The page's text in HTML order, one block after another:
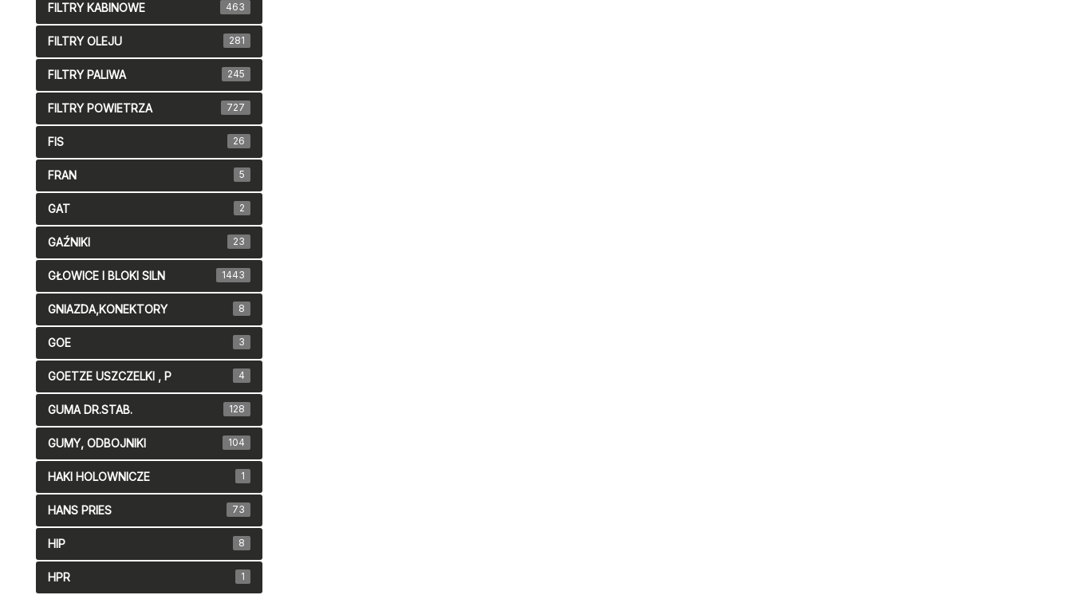
FILTRY KABINOWE 463
FILTRY OLEJU 281
FILTRY PALIWA 245
FILTRY POWIETRZA 727
FIS 26
FRAN 5
GAT 2
GAŹNIKI 23
GŁOWICE I BLOKI SILN 1443
GNIAZDA,KONEKTORY 8
GOE 3
GOETZE USZCZELKI , P 4
GUMA DR.STAB. 128
GUMY, ODBOJNIKI 104
HAKI HOLOWNICZE 1
HANS PRIES 73
HIP 8
HPR 1